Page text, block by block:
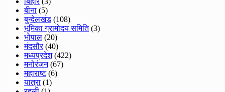
बीना (5)
बुन्देलखंड (108)
भूमिका ग्रामोदय समिति(3)
भोपाल (20)
मंदसौर(40)
मध्यप्रदेश(422)
मनोरंजन(67)
महाराष्ट(6)
यात्रा (1)